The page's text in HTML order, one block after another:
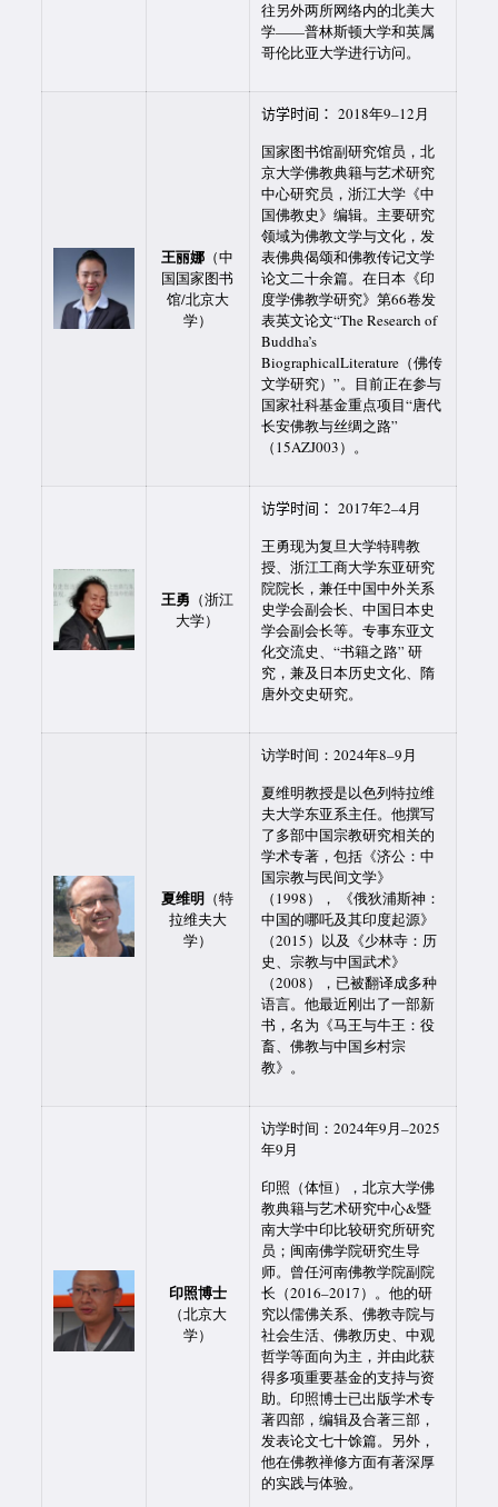
往另外两所网络内的北美大
学——普林斯顿大学和英属
哥伦比亚大学进行访问。
王丽娜 （中
国国家图书
馆/北京大
学）
访学时间： 2018年9–12月
国家图书馆副研究馆员，北
京大学佛教典籍与艺术研究
中心研究员，浙江大学《中
国佛教史》编辑。主要研究
领域为佛教文学与文化，发
表佛典偈颂和佛教传记文学
论文二十余篇。在日本《印
度学佛教学研究》第66卷发
表英文论文“The Research of
Buddha’s
BiographicalLiterature（佛传
文学研究）”。目前正在参与
国家社科基金重点项目“唐代
长安佛教与丝绸之路”
（15AZJ003）。
王勇 （浙江
大学）
访学时间： 2017年2–4月
王勇现为复旦大学特聘教
授、浙江工商大学东亚研究
院院长，兼任中国中外关系
史学会副会长、中国日本史
学会副会长等。专事东亚文
化交流史、“书籍之路” 研
究，兼及日本历史文化、隋
唐外交史研究。
夏维明 （特
拉维夫大
学）
访学时间：2024年8–9月
夏维明教授是以色列特拉维
夫大学东亚系主任。他撰写
了多部中国宗教研究相关的
学术专著，包括《济公：中
国宗教与民间文学》
（1998）， 《俄狄浦斯神：
中国的哪吒及其印度起源》
（2015）以及《少林寺：历
史、宗教与中国武术》
（2008），已被翻译成多种
语言。他最近刚出了一部新
书，名为《马王与牛王：役
畜、佛教与中国乡村宗
教》。
印照博士
（北京大
学）
访学时间：2024年9月–2025
年9月
印照（体恒），北京大学佛
教典籍与艺术研究中心&暨
南大学中印比较研究所研究
员；闽南佛学院研究生导
师。曾任河南佛教学院副院
长（2016–2017）。他的研
究以儒佛关系、佛教寺院与
社会生活、佛教历史、中观
哲学等面向为主，并由此获
得多项重要基金的支持与资
助。印照博士已出版学术专
著四部，编辑及合著三部，
发表论文七十馀篇。另外，
他在佛教禅修方面有著深厚
的实践与体验。